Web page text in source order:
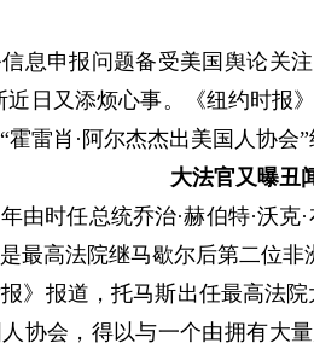
申报问题备受美国舆论关注
近日又添烦心事。《纽约时报
雷肖·阿尔杰杰出美国人协会”
大法官又曝丑
时任总统乔治·赫伯特·沃克·
最高法院继马歇尔后第二位非
报道，托马斯出任最高法院
协会，得以与一个由拥有大